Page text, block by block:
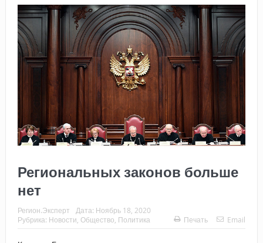
Региональных законов больше
нет
Регион.Эксперт Дата: Ноябрь 18, 2020
Рубрика: Новости Общество Политика Печать Email